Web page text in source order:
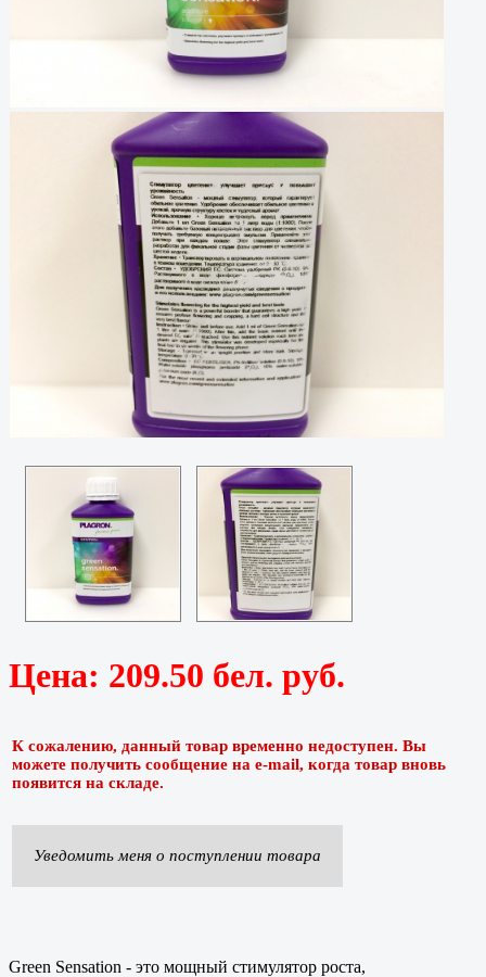
Цена: 209.50 бел. руб.
К сожалению, данный товар временно недоступен. Вы
можете получить сообщение на e-mail, когда товар вновь
появится на складе.
Уведомить меня о поступлении товара
Green Sensation - это мощный стимулятор роста,